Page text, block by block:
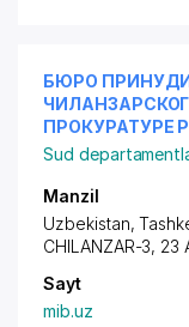
БЮРО
ПРОКУРАТУРЕ
Sud
Manzil
Uzbekistan,
CHILANZAR-3, 23
Sayt
mib.uz